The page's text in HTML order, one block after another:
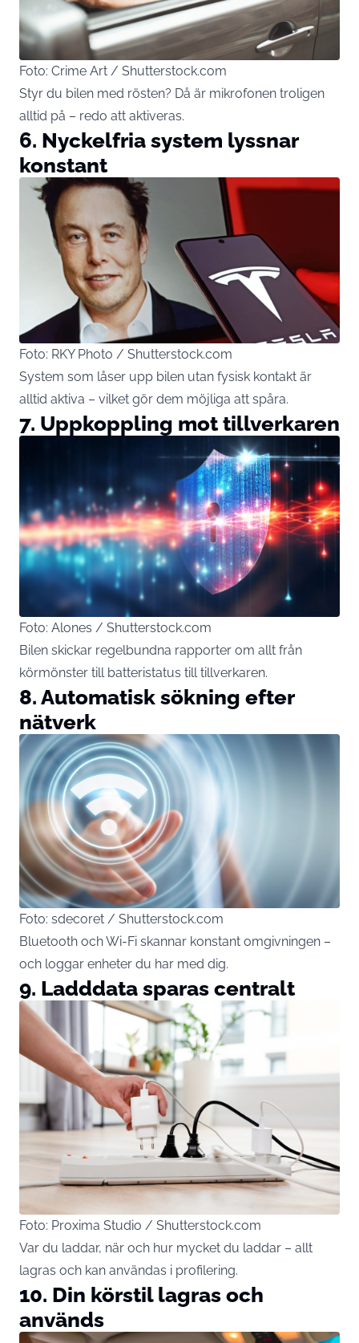
Foto: Crime Art / Shutterstock.com
Styr du bilen med rösten? Då är mikrofonen troligen
alltid på – redo att aktiveras.
6. Nyckelfria system lyssnar
konstant
Foto: RKY Photo / Shutterstock.com
System som låser upp bilen utan fysisk kontakt är
alltid aktiva – vilket gör dem möjliga att spåra.
7. Uppkoppling mot tillverkaren
Foto: Alones / Shutterstock.com
Bilen skickar regelbundna rapporter om allt från
körmönster till batteristatus till tillverkaren.
8. Automatisk sökning efter
nätverk
Foto: sdecoret / Shutterstock.com
Bluetooth och Wi-Fi skannar konstant omgivningen –
och loggar enheter du har med dig.
9. Ladddata sparas centralt
Foto: Proxima Studio / Shutterstock.com
Var du laddar, när och hur mycket du laddar – allt
lagras och kan användas i profilering.
10. Din körstil lagras och
används